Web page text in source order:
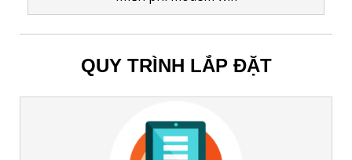
QUY TRÌNH LẮP ĐẶT